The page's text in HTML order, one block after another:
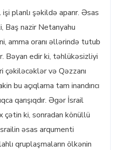
işi planlı şəkildə aparır. Əsas
Baş nazir Netanyahu
amma oranı əllərində tutub
Bəyan edir ki, təhlükəsizliyi
çəkiləcəklər və Qəzzanı
bu açıqlama tam inandırıcı
qarışıqdır. Əgər İsrail
çətin ki, sonradan könüllü
əsas arqumenti
qruplaşmaların ölkənin